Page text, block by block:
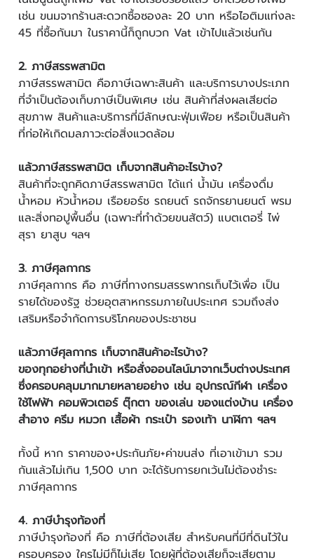
เช่น ขนมจากร้านสะดวกซื้อซองละ 20 บาท หรือไอติมแท่งละ
45 ที่ซื้อกันมา ในราคานี้ก็ถูกบวก Vat เข้าไปแล้วเช่นกัน
2. ภาษีสรรพสามิต
ภาษีสรรพสามิต คือภาษีเฉพาะสินค้า และบริการบางประเภท
ที่จำเป็นต้องเก็บภาษีเป็นพิเศษ เช่น สินค้าที่ส่งผลเสียต่อ
สุขภาพ สินค้าและบริการที่มีลักษณะฟุ่มเฟือย หรือเป็นสินค้า
ที่ก่อให้เกิดมลภาวะต่อสิ่งแวดล้อม
แล้วภาษีสรรพสามิต เก็บจากสินค้าอะไรบ้าง?
สินค้าที่จะถูกคิดภาษีสรรพสามิต ได้แก่ น้ำมัน เครื่องดื่ม
น้ำหอม หัวน้ำหอม เรือยอร์ช รถยนต์ รถจักรยานยนต์ พรม
และสิ่งทอปูพื้นอื่น (เฉพาะที่ทำด้วยขนสัตว์) แบตเตอรี่ ไพ่
สุรา ยาสูบ ฯลฯ
3. ภาษีศุลกากร
ภาษีศุลกากร คือ ภาษีที่ทางกรมสรรพากรเก็บไว้เพื่อ เป็น
รายได้ของรัฐ ช่วยอุตสาหกรรมภายในประเทศ รวมถึงส่ง
เสริมหรือจำกัดการบริโภคของประชาชน
แล้วภาษีศุลกากร เก็บจากสินค้าอะไรบ้าง?
ของทุกอย่างที่นำเข้า หรือสั่งออนไลน์มาจากเว็บต่างประเทศ
ซึ่งครอบคลุมมากมายหลายอย่าง เช่น อุปกรณ์กีฬา เครื่อง
ใช้ไฟฟ้า คอมพิวเตอร์ ตุ๊กตา ของเล่น ของแต่งบ้าน เครื่อง
สำอาง ครีม หมวก เสื้อผ้า กระเป๋า รองเท้า นาฬิกา ฯลฯ
ทั้งนี้ หาก ราคาของ+ประกันภัย+ค่าขนส่ง ที่เอาเข้ามา รวม
กันแล้วไม่เกิน 1,500 บาท จะได้รับการยกเว้นไม่ต้องชำระ
ภาษีศุลกากร
4. ภาษีบำรุงท้องที่
ภาษีบำรุงท้องที่ คือ ภาษีที่ต้องเสีย สำหรับคนที่มีที่ดินไว้ใน
ครอบครอง ใครไม่มีก็ไม่เสีย โดยผู้ที่ต้องเสียก็จะเสียตาม